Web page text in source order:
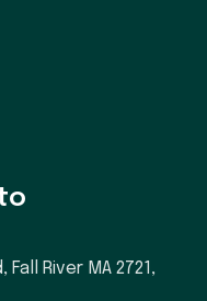
Fall River MA 2721,